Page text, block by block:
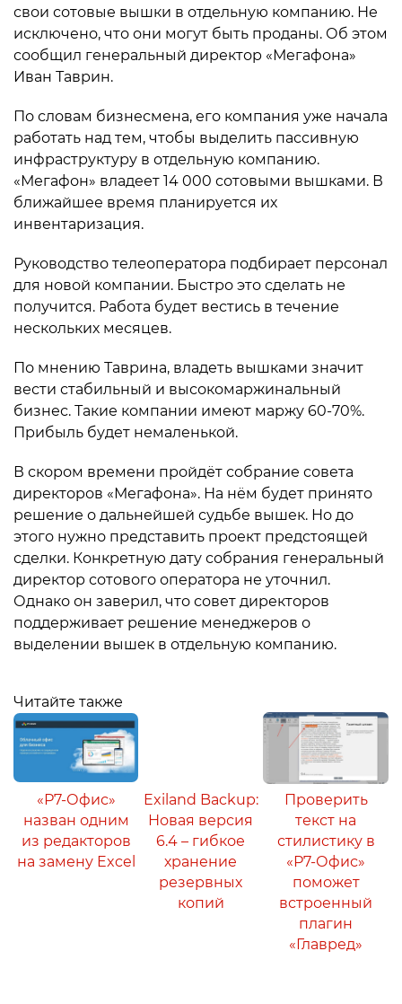
свои сотовые вышки в отдельную компанию. Не
исключено, что они могут быть проданы. Об этом
сообщил генеральный директор «Мегафона»
Иван Таврин.
По словам бизнесмена, его компания уже начала
работать над тем, чтобы выделить пассивную
инфраструктуру в отдельную компанию.
«Мегафон» владеет 14 000 сотовыми вышками. В
ближайшее время планируется их
инвентаризация.
Руководство телеоператора подбирает персонал
для новой компании. Быстро это сделать не
получится. Работа будет вестись в течение
нескольких месяцев.
По мнению Таврина, владеть вышками значит
вести стабильный и высокомаржинальный
бизнес. Такие компании имеют маржу 60-70%.
Прибыль будет немаленькой.
В скором времени пройдёт собрание совета
директоров «Мегафона». На нём будет принято
решение о дальнейшей судьбе вышек. Но до
этого нужно представить проект предстоящей
сделки. Конкретную дату собрания генеральный
директор сотового оператора не уточнил.
Однако он заверил, что совет директоров
поддерживает решение менеджеров о
выделении вышек в отдельную компанию.
Читайте также
«Р7-Офис»
назван одним
из редакторов
на замену Excel
Exiland Backup:
Новая версия
6.4 – гибкое
хранение
резервных
копий
Проверить
текст на
стилистику в
«Р7-Офис»
поможет
встроенный
плагин
«Главред»